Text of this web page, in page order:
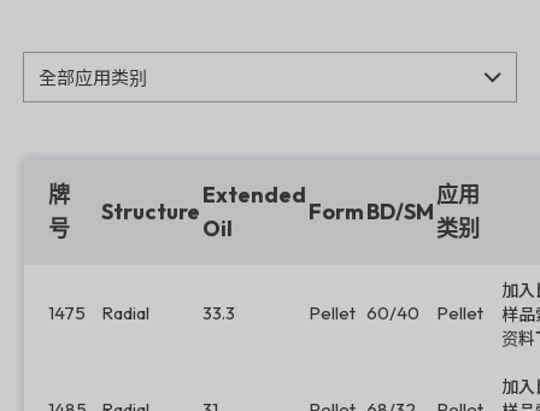
牌
号
Structure
Extended
Oil
FormBD/SM
应用
类别
1475 Radial 33.3 Pellet 60/40 Pellet
加
样
资料
加